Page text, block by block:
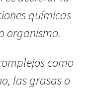
químicas
organismo.
como
las grasas o